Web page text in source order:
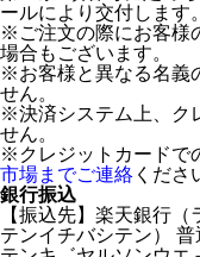
ールにより交付します。
※ご注文の際にお客様
場合もございます。
※お客様と異なる名義
せん。
※決済システム上、ク
せん。
※クレジットカードで
市場までご連絡 くださ
銀行振込
【振込先】楽天銀行
テンイチバシテン）